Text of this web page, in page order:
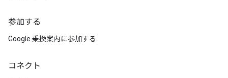
参加する
Google 乗換案内に参加する
コネクト